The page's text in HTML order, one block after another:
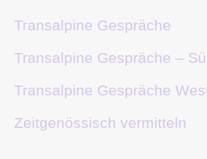
Transalpine Gespräche
Transalpine Gespräche –
Transalpine Gespräche
Zeitgenössisch vermitteln